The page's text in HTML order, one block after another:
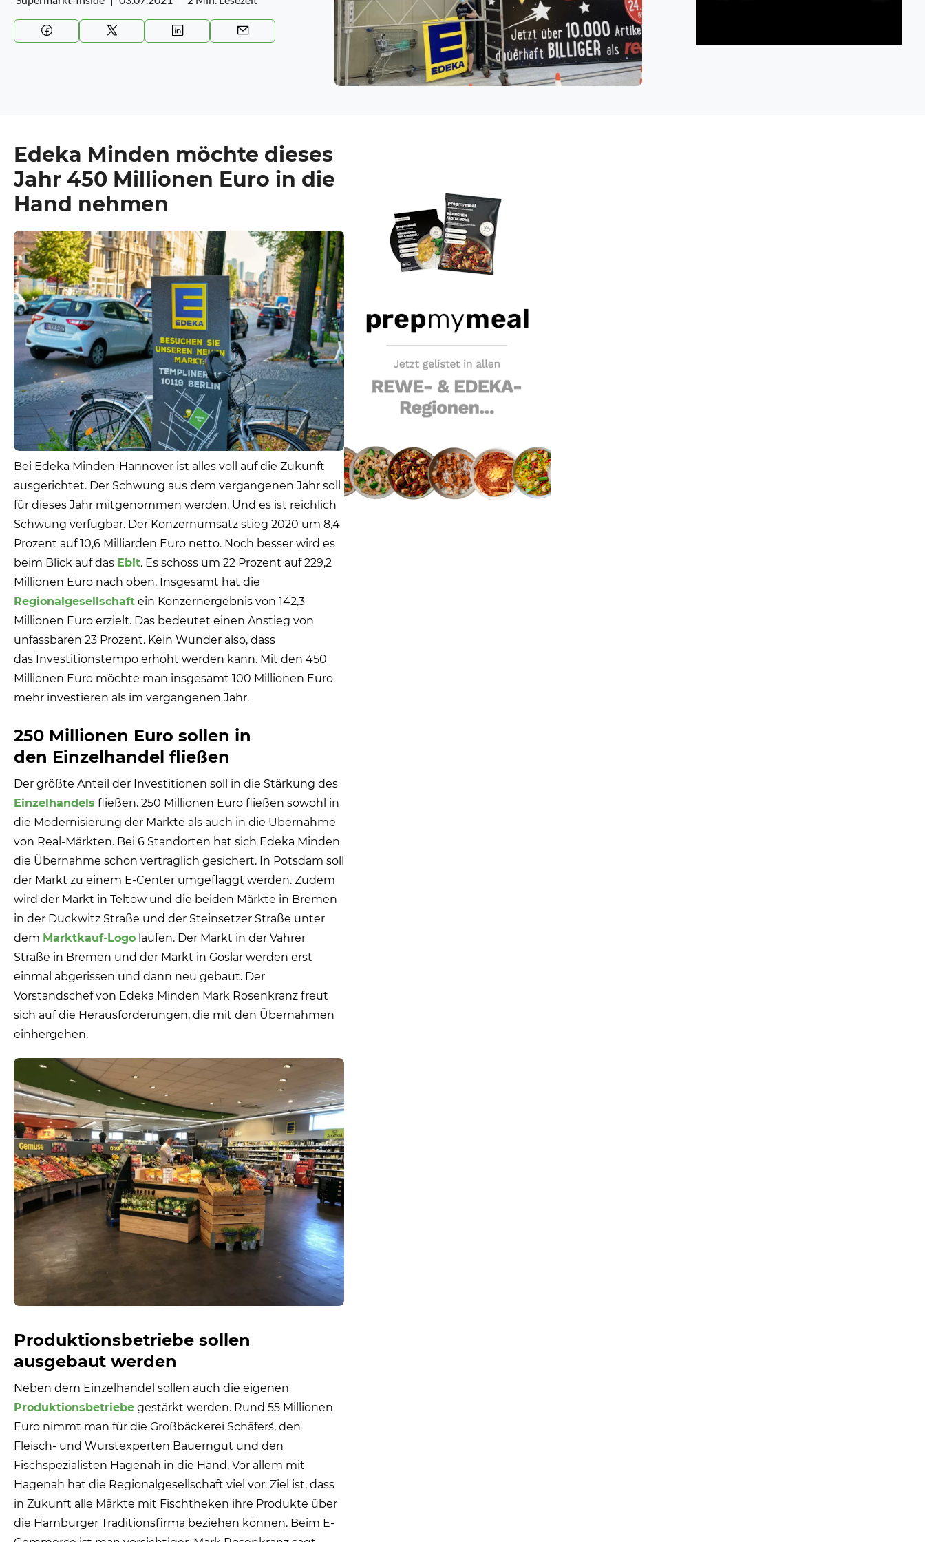
Edeka Minden möchte dieses
Jahr 450 Millionen Euro in die
Hand nehmen
Bei Edeka Minden-Hannover ist alles voll auf die Zukunft
ausgerichtet. Der Schwung aus dem vergangenen Jahr soll
für dieses Jahr mitgenommen werden. Und es ist reichlich
Schwung verfügbar. Der Konzernumsatz stieg 2020 um 8,4
Prozent auf 10,6 Milliarden Euro netto. Noch besser wird es
beim Blick auf das Ebit. Es schoss um 22 Prozent auf 229,2
Millionen Euro nach oben. Insgesamt hat die
Regionalgesellschaft ein Konzernergebnis von 142,3
Millionen Euro erzielt. Das bedeutet einen Anstieg von
unfassbaren 23 Prozent. Kein Wunder also, dass
das Investitionstempo erhöht werden kann. Mit den 450
Millionen Euro möchte man insgesamt 100 Millionen Euro
mehr investieren als im vergangenen Jahr.
250 Millionen Euro sollen in
den Einzelhandel fließen
Der größte Anteil der Investitionen soll in die Stärkung des
Einzelhandels fließen. 250 Millionen Euro fließen sowohl in
die Modernisierung der Märkte als auch in die Übernahme
von Real-Märkten. Bei 6 Standorten hat sich Edeka Minden
die Übernahme schon vertraglich gesichert. In Potsdam soll
der Markt zu einem E-Center umgeflaggt werden. Zudem
wird der Markt in Teltow und die beiden Märkte in Bremen
in der Duckwitz Straße und der Steinsetzer Straße unter
dem Marktkauf-Logo laufen. Der Markt in der Vahrer
Straße in Bremen und der Markt in Goslar werden erst
einmal abgerissen und dann neu gebaut. Der
Vorstandschef von Edeka Minden Mark Rosenkranz freut
sich auf die Herausforderungen, die mit den Übernahmen
einhergehen.
Produktionsbetriebe sollen
ausgebaut werden
Neben dem Einzelhandel sollen auch die eigenen
Produktionsbetriebe gestärkt werden. Rund 55 Millionen
Euro nimmt man für die Großbäckerei Schäfer´s, den
Fleisch- und Wurstexperten Bauerngut und den
Fischspezialisten Hagenah in die Hand. Vor allem mit
Hagenah hat die Regionalgesellschaft viel vor. Ziel ist, dass
in Zukunft alle Märkte mit Fischtheken ihre Produkte über
die Hamburger Traditionsfirma beziehen können. Beim E-